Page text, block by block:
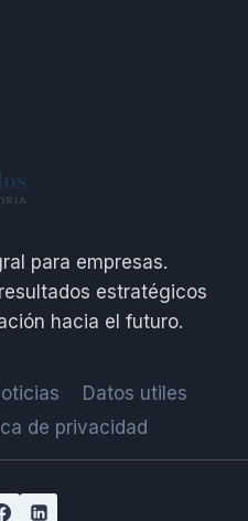
para empresas.
estratégicos
hacia el futuro.
Datos utiles
de privacidad